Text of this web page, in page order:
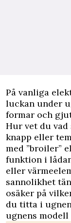
På vanliga
luckan under
formar och
Hur vet du vad
knapp eller
med ”broiler”
funktion i
eller
sannolikhet
osäker på
du titta i
ugnens modell